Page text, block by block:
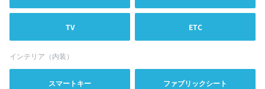
TV ETC
インテリア（内装）
スマートキー ファブリックシート